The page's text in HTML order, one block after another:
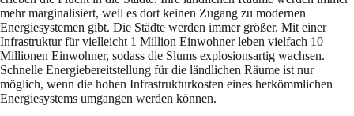
mehr marginalisiert, weil es dort keinen Zugang zu modernen
Energiesystemen gibt. Die Städte werden immer größer. Mit einer
Infrastruktur für vielleicht 1 Million Einwohner leben vielfach 10
Millionen Einwohner, sodass die Slums explosionsartig wachsen.
Schnelle Energiebereitstellung für die ländlichen Räume ist nur
möglich, wenn die hohen Infrastrukturkosten eines herkömmlichen
Energiesystems umgangen werden können.